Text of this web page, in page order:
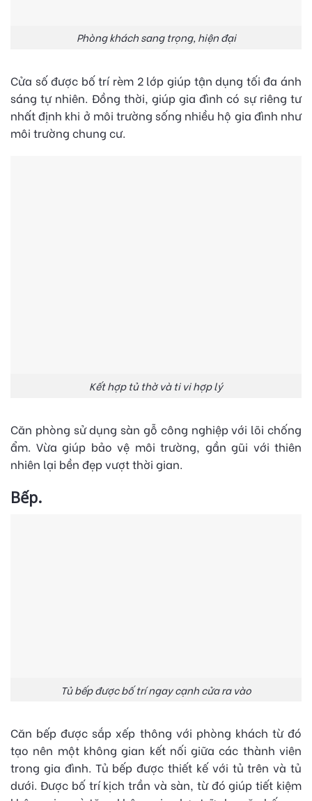
Phòng khách sang trọng, hiện đại
Cửa số được bố trí rèm 2 lớp giúp tận dụng tối đa ánh
sáng tự nhiên. Đồng thời, giúp gia đình có sự riêng tư
nhất định khi ở môi trường sống nhiều hộ gia đình như
môi trường chung cư.
Kết hợp tủ thờ và ti vi hợp lý
Căn phòng sử dụng sàn gỗ công nghiệp với lõi chống
ẩm. Vừa giúp bảo vệ môi trường, gần gũi với thiên
nhiên lại bền đẹp vượt thời gian.
Bếp.
Tủ bếp được bố trí ngay cạnh cửa ra vào
Căn bếp được sắp xếp thông với phòng khách từ đó
tạo nên một không gian kết nối giữa các thành viên
trong gia đình. Tủ bếp được thiết kế với tủ trên và tủ
dưới. Được bố trí kịch trần và sàn, từ đó giúp tiết kiệm